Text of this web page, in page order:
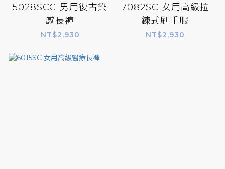
5028SCG 男用復古染
感長褲
NT$2,930
7082SC 女用高級拉
鍊式刷手服
NT$2,930